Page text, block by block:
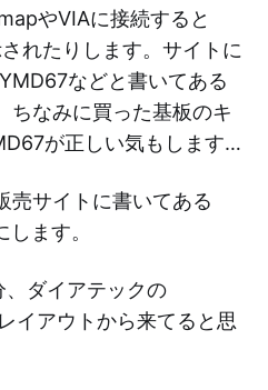
やVIAに接続すると
れたりします。サイトに
などと書いてある
ちなみに買った基板のキ
が正しい気もします…
売サイトに書いてある
ます。
ダイアテックの
イアウトから来てると思